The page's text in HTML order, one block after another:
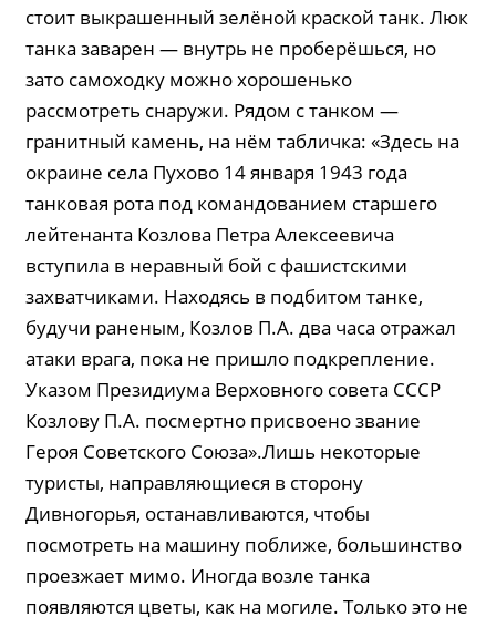
стоит выкрашенный зелёной краской танк. Люк
танка заварен — внутрь не проберёшься, но
зато самоходку можно хорошенько
рассмотреть снаружи. Рядом с танком —
гранитный камень, на нём табличка: «Здесь на
окраине села Пухово 14 января 1943 года
танковая рота под командованием старшего
лейтенанта Козлова Петра Алексеевича
вступила в неравный бой с фашистскими
захватчиками. Находясь в подбитом танке,
будучи раненым, Козлов П.А. два часа отражал
атаки врага, пока не пришло подкрепление.
Указом Президиума Верховного совета СССР
Козлову П.А. посмертно присвоено звание
Героя Советского Союза».Лишь некоторые
туристы, направляющиеся в сторону
Дивногорья, останавливаются, чтобы
посмотреть на машину поближе, большинство
проезжает мимо. Иногда возле танка
появляются цветы, как на могиле. Только это не